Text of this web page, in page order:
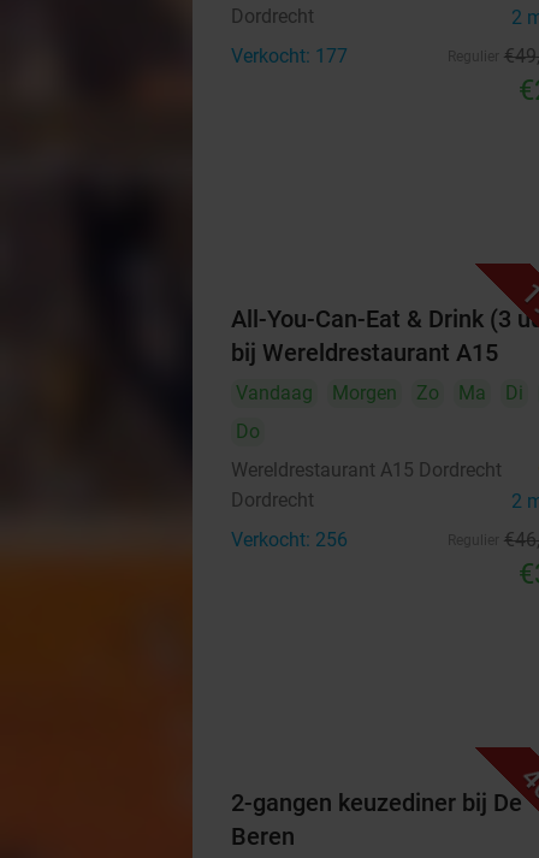
Dordrecht 2
Verkocht: 177 €49
All-You-Can-Eat & Drink (3
bij Wereldrestaurant A15
Vandaag Morgen Zo Ma Di
Do
Wereldrestaurant A15 Dordrecht
Dordrecht 2
Verkocht: 256 €46
2-gangen keuzediner bij De
Beren